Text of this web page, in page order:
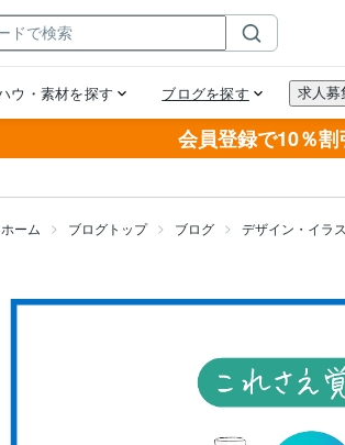
会員登録で10％割
ホーム ブログトップ ブログ デザイン・イラ